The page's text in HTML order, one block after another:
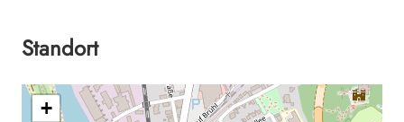
Standort
+